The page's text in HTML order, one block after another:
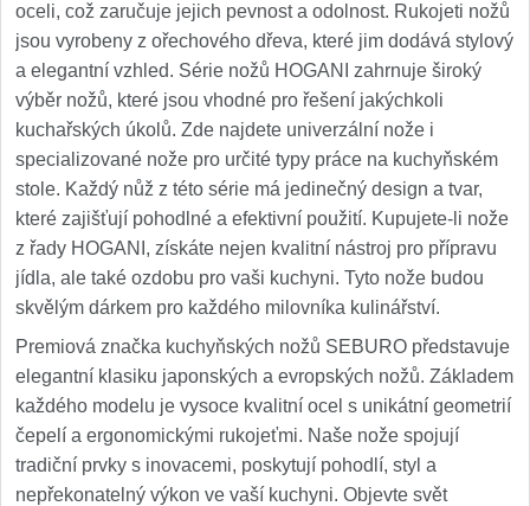
oceli, což zaručuje jejich pevnost a odolnost. Rukojeti nožů
jsou vyrobeny z ořechového dřeva, které jim dodává stylový
a elegantní vzhled. Série nožů HOGANI zahrnuje široký
výběr nožů, které jsou vhodné pro řešení jakýchkoli
kuchařských úkolů. Zde najdete univerzální nože i
specializované nože pro určité typy práce na kuchyňském
stole. Každý nůž z této série má jedinečný design a tvar,
které zajišťují pohodlné a efektivní použití. Kupujete-li nože
z řady HOGANI, získáte nejen kvalitní nástroj pro přípravu
jídla, ale také ozdobu pro vaši kuchyni. Tyto nože budou
skvělým dárkem pro každého milovníka kulinářství.
Premiová značka kuchyňských nožů SEBURO představuje
elegantní klasiku japonských a evropských nožů. Základem
každého modelu je vysoce kvalitní ocel s unikátní geometrií
čepelí a ergonomickými rukojeťmi. Naše nože spojují
tradiční prvky s inovacemi, poskytují pohodlí, styl a
nepřekonatelný výkon ve vaší kuchyni. Objevte svět